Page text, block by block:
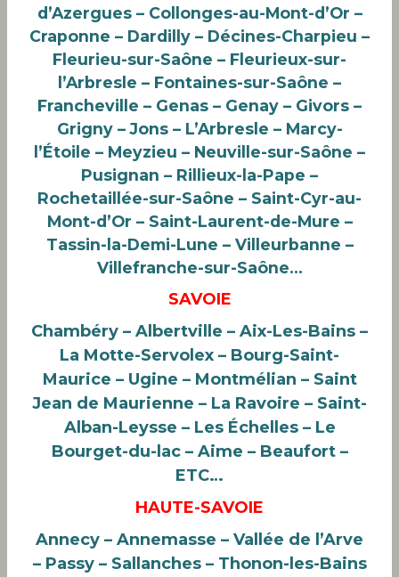
d’Azergues – Collonges-au-Mont-d’Or –
Craponne – Dardilly – Décines-Charpieu –
Fleurieu-sur-Saône – Fleurieux-sur-
l’Arbresle – Fontaines-sur-Saône –
Francheville – Genas – Genay – Givors –
Grigny – Jons – L’Arbresle – Marcy-
l’Étoile – Meyzieu – Neuville-sur-Saône –
Pusignan – Rillieux-la-Pape –
Rochetaillée-sur-Saône – Saint-Cyr-au-
Mont-d’Or – Saint-Laurent-de-Mure –
Tassin-la-Demi-Lune – Villeurbanne –
Villefranche-sur-Saône…
SAVOIE
Chambéry – Albertville – Aix-Les-Bains –
La Motte-Servolex – Bourg-Saint-
Maurice – Ugine – Montmélian – Saint
Jean de Maurienne – La Ravoire – Saint-
Alban-Leysse – Les Échelles – Le
Bourget-du-lac – Aime – Beaufort–
ETC…
HAUTE-SAVOIE
Annecy – Annemasse – Vallée de l’Arve
– Passy – Sallanches – Thonon-les-Bains